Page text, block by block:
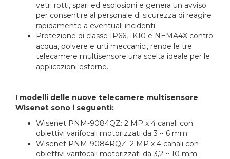
vetri rotti, spari ed esplosioni e genera un avviso
per consentire al personale di sicurezza di reagire
rapidamente a eventuali incidenti.
Protezione di classe IP66, IK10 e NEMA4X contro
acqua, polvere e urti meccanici, rende le tre
telecamere multisensore una scelta ideale per le
applicazioni esterne.
I modelli delle nuove telecamere multisensore
Wisenet sono i seguenti:
Wisenet PNM-9084QZ: 2 MP x 4 canali con
obiettivi varifocali motorizzati da 3 ~ 6 mm.
Wisenet PNM-9084RQZ: 2 MP x 4 canali con
obiettivi varifocali motorizzati da 3,2 ~ 10 mm.